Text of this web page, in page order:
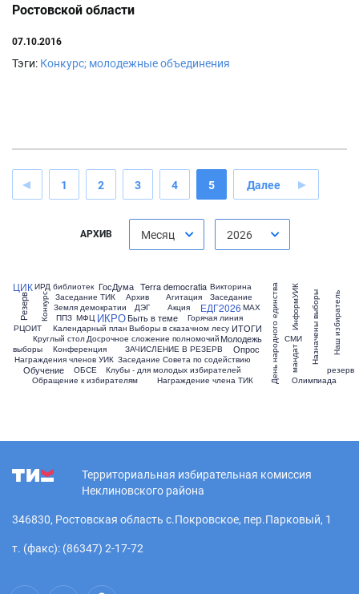
Ростовской области
07.10.2016
Тэги: Конкурс; молодежные объединения
1 2 3 4 5 Далее
АРХИВ Месяц 2026
Terra democratia
Агитация
Акция
Архив
Быть в теме
Викторина
Выборы в сказачном лесу
Горячая линия
ГосДума
ДЭГ День народного единства
Досрочное сложение полномочий
ЕДГ2026
ЗАЧИСЛЕНИЕ В РЕЗЕРВ
Заседание
Заседание Совета по содействию
Заседание ТИК
Земля демократии
ИКРО
ИРД библиотек
ИТОГИ ИнформУИК
Календарный план
Клубы - для молодых избирателей
Конкурс
Конференция
Круглый стол
МАХ
МФЦ
Молодежь
Награждение члена ТИК
Награждения членов УИК Назначены выборы Наш избиратель
ОБСЕ
Обращение к избирателям
Обучение
Олимпиада
Опрос
ППЗ
РЦОИТ
Резерв
СМИ
ЦИК
выборы мандат резерв
Территориальная избирательная комиссия
Неклиновского района
346830, Ростовская область с.Покровское, пер.Парковый, 1
т. (факс): (86347) 2-17-72